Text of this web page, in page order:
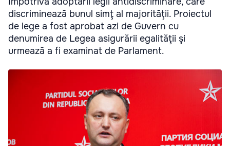
discriminează bunul simţ al majorităţii. Proiectul
de lege a fost aprobat azi de Guvern cu
denumirea de Legea asigurării egalităţii şi
urmează a fi examinat de Parlament.